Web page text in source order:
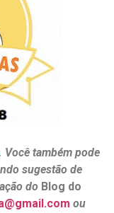
Você também pode
sugestão de
do Blog do
ou